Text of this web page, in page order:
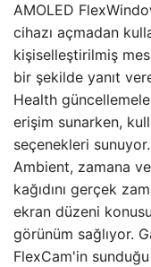
AMOLED
cihazı açmadan
kişiselleştirilmiş
bir şekilde yanıt
Health
erişim sunarken,
seçenekleri
Ambient, zamana
kağıdını gerçek
ekran düzeni
görünüm sağlıyor.
FlexCam'in